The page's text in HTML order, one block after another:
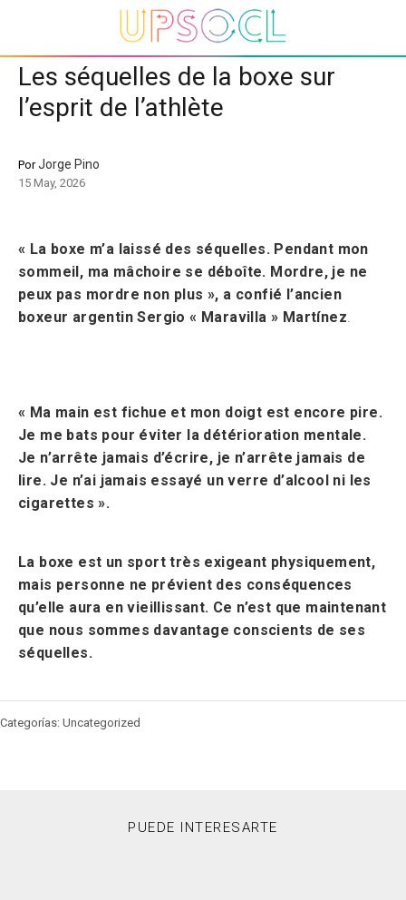
Les séquelles de la boxe sur
l’esprit de l’athlète
PorJorge Pino
15 May, 2026
« La boxe m’a laissé des séquelles. Pendant mon
sommeil, ma mâchoire se déboîte. Mordre, je ne
peux pas mordre non plus », a confié l’ancien
boxeur argentin Sergio « Maravilla » Martínez
« Ma main est fichue et mon doigt est encore pire.
Je me bats pour éviter la détérioration mentale.
Je n’arrête jamais d’écrire, je n’arrête jamais de
lire. Je n’ai jamais essayé un verre d’alcool ni les
cigarettes ».
La boxe est un sport très exigeant physiquement,
mais personne ne prévient des conséquences
qu’elle aura en vieillissant. Ce n’est que maintenant
que nous sommes davantage conscients de ses
séquelles.
Categorías: Uncategorized
PUEDE INTERESARTE